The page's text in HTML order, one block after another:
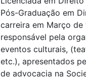
Pós-Graduação em
carreira em Março
responsável pela
eventos culturais,
etc.), apresentados
de advocacia na